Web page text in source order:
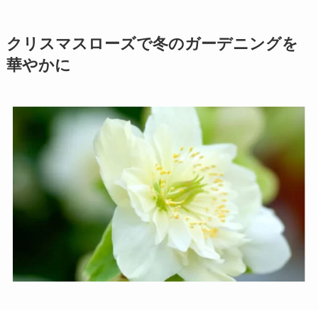
クリスマスローズで冬のガーデニングを
華やかに